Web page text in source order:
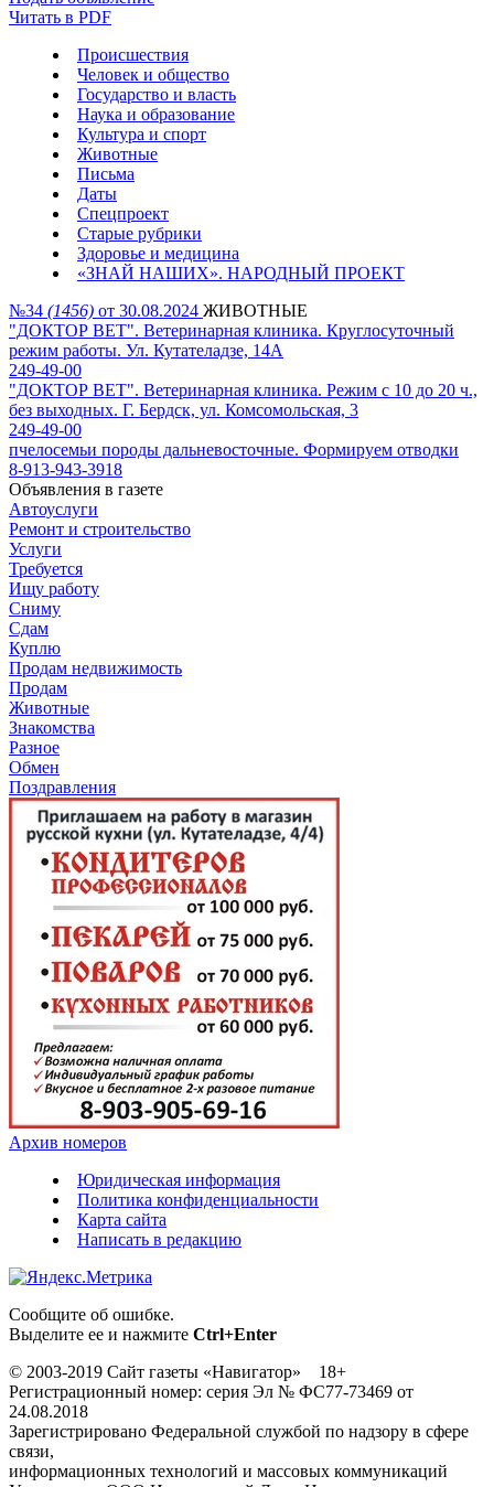
Читать в PDF
Происшествия
Человек и общество
Государство и власть
Наука и образование
Культура и спорт
Животные
Письма
Даты
Спецпроект
Старые рубрики
Здоровье и медицина
«ЗНАЙ НАШИХ». НАРОДНЫЙ ПРОЕКТ
№34 (1456) от 30.08.2024 ЖИВОТНЫЕ
"ДОКТОР ВЕТ". Ветеринарная клиника. Круглосуточный
режим работы. Ул. Кутателадзе, 14А
249-49-00
"ДОКТОР ВЕТ". Ветеринарная клиника. Режим с 10 до 20 ч.,
без выходных. Г. Бердск, ул. Комсомольская, 3
249-49-00
пчелосемьи породы дальневосточные. Формируем отводки
8-913-943-3918
Объявления в газете
Автоуслуги
Ремонт и строительство
Услуги
Требуется
Ищу работу
Сниму
Сдам
Куплю
Продам недвижимость
Продам
Животные
Знакомства
Разное
Обмен
Поздравления
Архив номеров
Юридическая информация
Политика конфиденциальности
Карта сайта
Написать в редакцию
Сообщите об ошибке.
Выделите ее и нажмите Ctrl+Enter
© 2003-2019 Сайт газеты «Навигатор» 18+
Регистрационный номер: серия Эл № ФС77-73469 от
24.08.2018
Зарегистрировано Федеральной службой по надзору в сфере
связи,
информационных технологий и массовых коммуникаций